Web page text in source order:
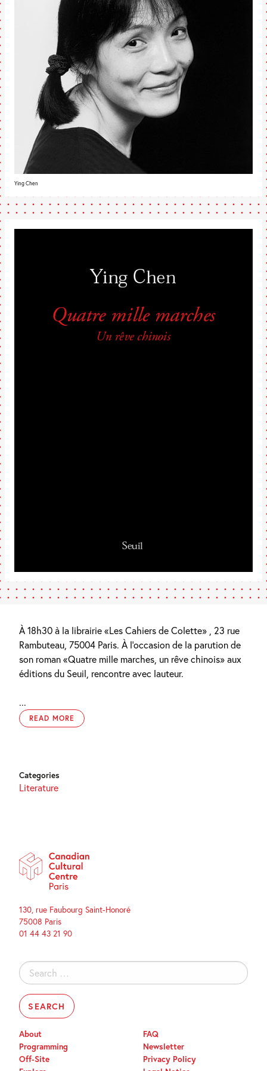
Ying Chen
À 18h30 à la librairie «Les Cahiers de Colette» , 23 rue
Rambuteau, 75004 Paris. À l’occasion de la parution de
son roman «Quatre mille marches, un rêve chinois» aux
éditions du Seuil, rencontre avec lauteur.
...
READ MORE
Categories
Literature
130, rue Faubourg Saint-Honoré
75008 Paris
01 44 43 21 90
Search
for:
About
Programming
Off-Site
FAQ
Newsletter
Privacy Policy